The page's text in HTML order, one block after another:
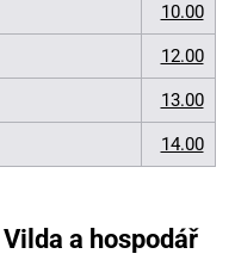
10.00
12.00
13.00
14.00
a hospodář